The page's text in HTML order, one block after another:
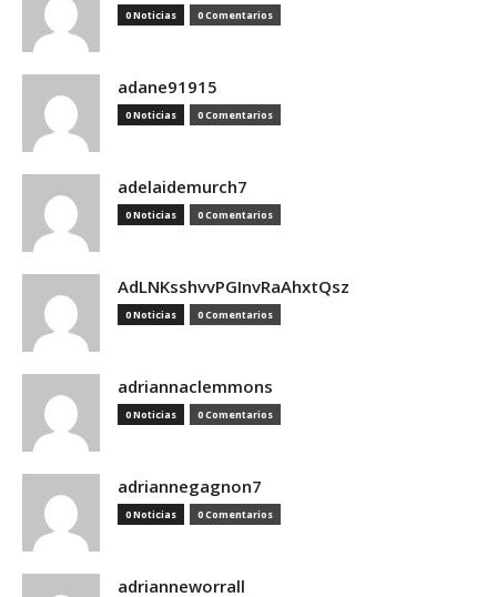
0 Noticias 0 Comentarios
adane91915
0 Noticias 0 Comentarios
adelaidemurch7
0 Noticias 0 Comentarios
AdLNKsshvvPGInvRaAhxtQsz
0 Noticias 0 Comentarios
adriannaclemmons
0 Noticias 0 Comentarios
adriannegagnon7
0 Noticias 0 Comentarios
adrianneworrall